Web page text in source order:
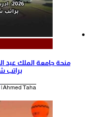
براتب
Ahmed Taha |